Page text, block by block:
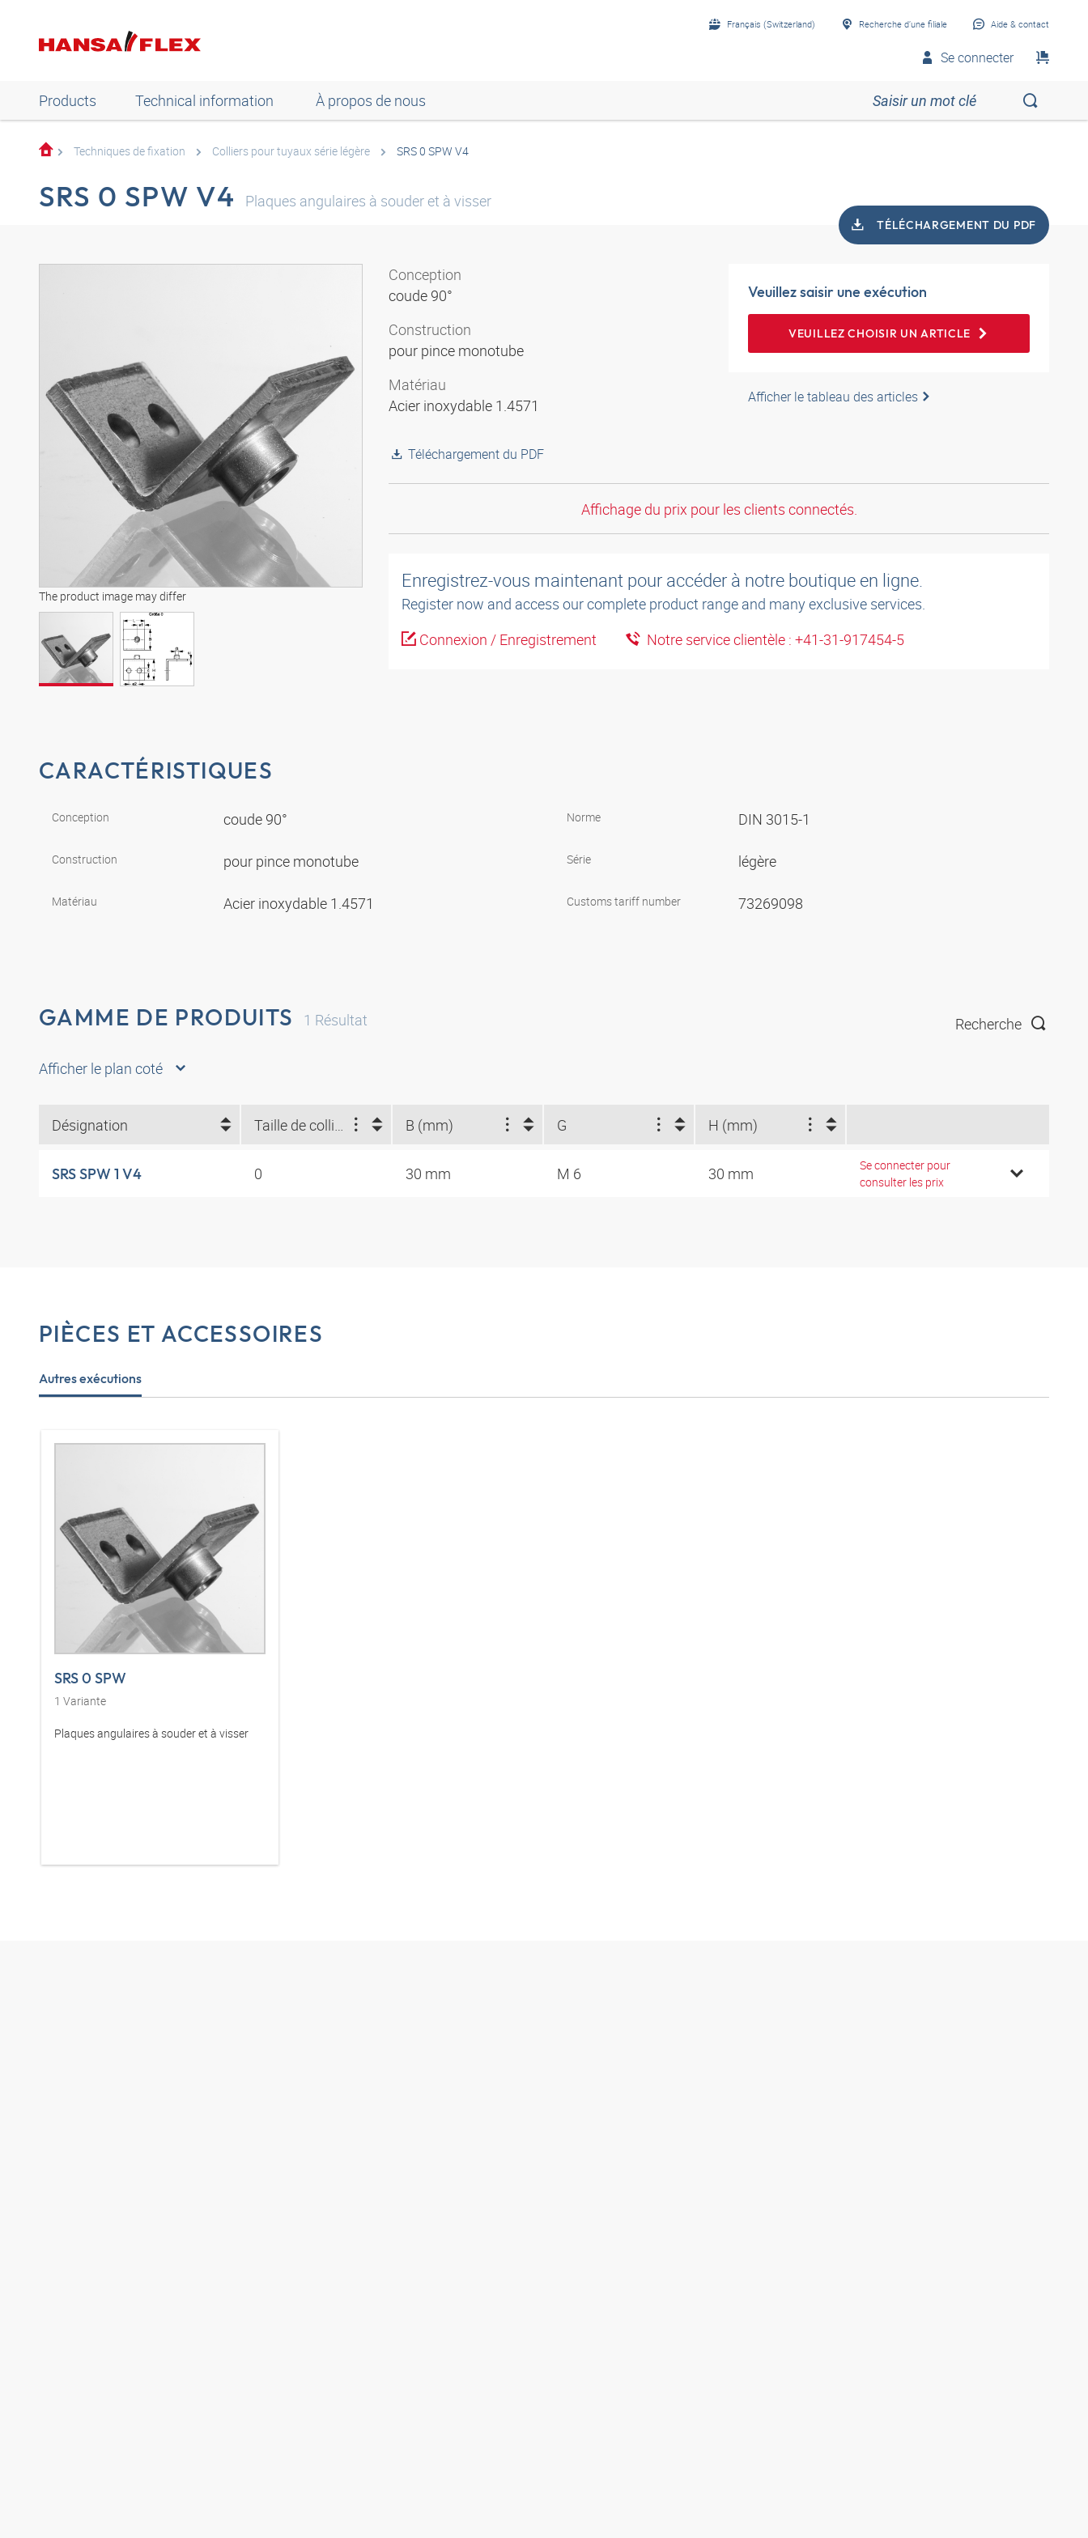
Français (Switzerland) Recherche d’une filiale Aide & contact
Se connecter
Products Technical information À propos de nous
Techniques de fixation Colliers pour tuyaux série légère SRS 0 SPW V4
SRS 0 SPW V4 Plaques angulaires à souder et à visser
TÉLÉCHARGEMENT DU PDF
The product image may differ
Conception
coude 90°
Construction
pour pince monotube
Matériau
Acier inoxydable 1.4571
Téléchargement du PDF
Veuillez saisir une exécution
VEUILLEZ CHOISIR UN ARTICLE
Afficher le tableau des articles
Affichage du prix pour les clients connectés.
Enregistrez-vous maintenant pour accéder à notre boutique en ligne.
Register now and access our complete product range and many exclusive services.
Connexion / Enregistrement
Notre service clientèle : +41-31-917454-5
CARACTÉRISTIQUES
Conception coude 90°
Construction pour pince monotube
Matériau Acier inoxydable 1.4571
Norme DIN 3015-1
Série légère
Customs tariff number 73269098
GAMME DE PRODUITS 1 Résultat Recherche
Afficher le plan coté
Désignation Taille de collier B (mm) G H (mm)
SRS SPW 1 V4 0 30 mm M 6 30 mm
Se connecter pour
consulter les prix
PIÈCES ET ACCESSOIRES
Autres exécutions
SRS 0 SPW
1 Variante
Plaques angulaires à souder et à visser